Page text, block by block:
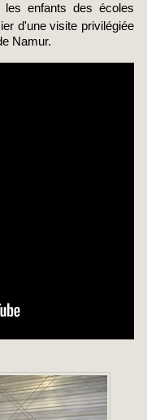
les enfants des écoles
d'une visite privilégiée
Namur.